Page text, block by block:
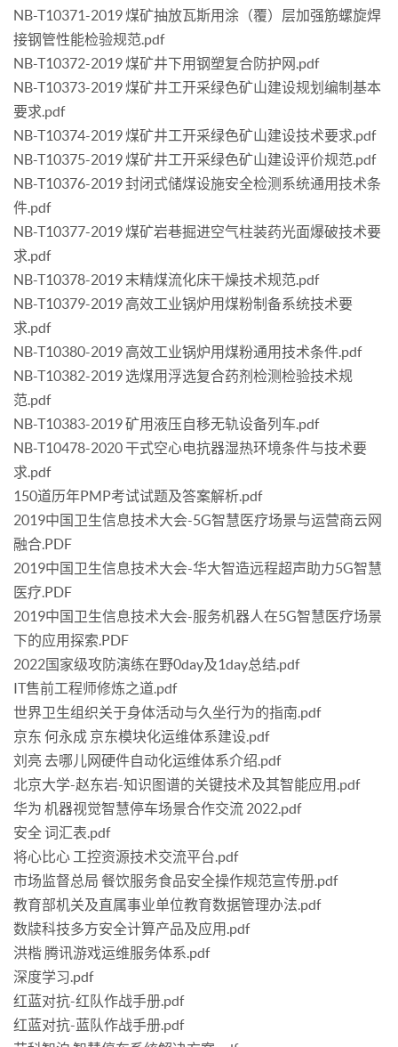
NB-T10371-2019 煤矿抽放瓦斯用涂（覆）层加强筋螺旋焊
接钢管性能检验规范.pdf
NB-T10372-2019 煤矿井下用钢塑复合防护网.pdf
NB-T10373-2019 煤矿井工开采绿色矿山建设规划编制基本
要求.pdf
NB-T10374-2019 煤矿井工开采绿色矿山建设技术要求.pdf
NB-T10375-2019 煤矿井工开采绿色矿山建设评价规范.pdf
NB-T10376-2019 封闭式储煤设施安全检测系统通用技术条
件.pdf
NB-T10377-2019 煤矿岩巷掘进空气柱装药光面爆破技术要
求.pdf
NB-T10378-2019 末精煤流化床干燥技术规范.pdf
NB-T10379-2019 高效工业锅炉用煤粉制备系统技术要
求.pdf
NB-T10380-2019 高效工业锅炉用煤粉通用技术条件.pdf
NB-T10382-2019 选煤用浮选复合药剂检测检验技术规
范.pdf
NB-T10383-2019 矿用液压自移无轨设备列车.pdf
NB-T10478-2020 干式空心电抗器湿热环境条件与技术要
求.pdf
150道历年PMP考试试题及答案解析.pdf
2019中国卫生信息技术大会-5G智慧医疗场景与运营商云网
融合.PDF
2019中国卫生信息技术大会-华大智造远程超声助力5G智慧
医疗.PDF
2019中国卫生信息技术大会-服务机器人在5G智慧医疗场景
下的应用探索.PDF
2022国家级攻防演练在野0day及1day总结.pdf
IT售前工程师修炼之道.pdf
世界卫生组织关于身体活动与久坐行为的指南.pdf
京东 何永成 京东模块化运维体系建设.pdf
刘亮 去哪儿网硬件自动化运维体系介绍.pdf
北京大学-赵东岩-知识图谱的关键技术及其智能应用.pdf
华为 机器视觉智慧停车场景合作交流 2022.pdf
安全 词汇表.pdf
将心比心 工控资源技术交流平台.pdf
市场监督总局 餐饮服务食品安全操作规范宣传册.pdf
教育部机关及直属事业单位教育数据管理办法.pdf
数牍科技多方安全计算产品及应用.pdf
洪楷 腾讯游戏运维服务体系.pdf
深度学习.pdf
红蓝对抗-红队作战手册.pdf
红蓝对抗-蓝队作战手册.pdf